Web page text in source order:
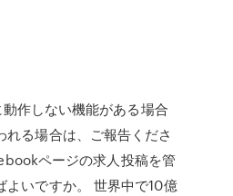
作しない機能がある場合
る場合は、ご報告くださ
ページの求人投稿を管
よいですか。 世界中で10億